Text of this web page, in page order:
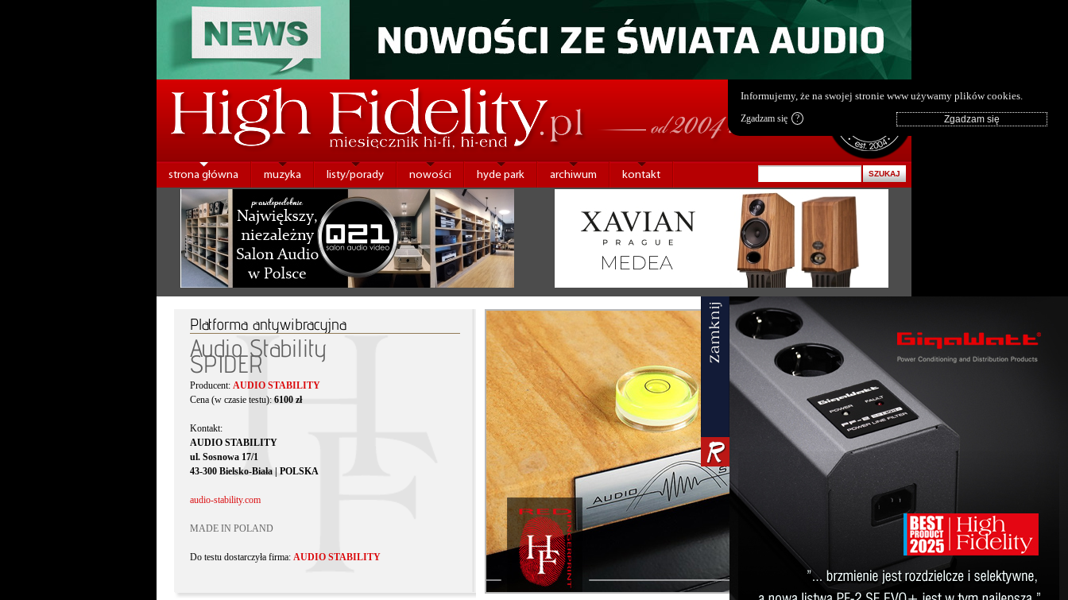
strona główna muzyka listy/porady nowości hyde park archiwum kontakt
Platforma antywibracyjna
Audio Stability
SPIDER
Producent: AUDIO STABILITY
Cena (w czasie testu): 6100 zł
Kontakt:
AUDIO STABILITY
ul. Sosnowa 17/1
43-300 Bielsko-Biała | POLSKA
audio-stability.com
MADE IN POLAND
Do testu dostarczyła firma: AUDIO STABILITY
Informujemy, że na swojej stronie www używamy plików cookies.
Zgadzam się ?